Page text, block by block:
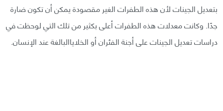
بتعديل الجينات لأن هذه الطفرات الغير مقصودة يمكن أن تكون ضارة
جدًا. وكانت معدلات هذه الطفرات أعلى بكثير من تلك التي لوحظت في
دراسات تعديل الجينات على أجنة الفئران أو الخلاياالبالغة عند الإنسان.